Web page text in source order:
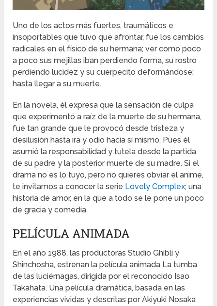
Uno de los actos más fuertes, traumáticos e
insoportables que tuvo que afrontar, fue los cambios
radicales en el físico de su hermana; ver como poco
a poco sus mejillas iban perdiendo forma, su rostro
perdiendo lucidez y su cuerpecito deformándose;
hasta llegar a su muerte.
En la novela, él expresa que la sensación de culpa
que experimentó a raíz de la muerte de su hermana,
fue tan grande que le provocó desde tristeza y
desilusión hasta ira y odio hacia sí mismo. Pues él
asumió la responsabilidad y tutela desde la partida
de su padre y la posterior muerte de su madre. Si el
drama no es lo tuyo, pero no quieres obviar el anime,
te invitamos a conocer la serie Lovely Complex; una
historia de amor, en la que a todo se le pone un poco
de gracia y comedia.
PELÍCULA ANIMADA
En el año 1988, las productoras Studio Ghibli y
Shinchosha, estrenan la película animada La tumba
de las luciérnagas, dirigida por el reconocido Isao
Takahata. Una película dramática, basada en las
experiencias vividas y descritas por Akiyuki Nosaka